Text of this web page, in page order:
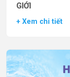
GIỚI
+ Xem chi tiết